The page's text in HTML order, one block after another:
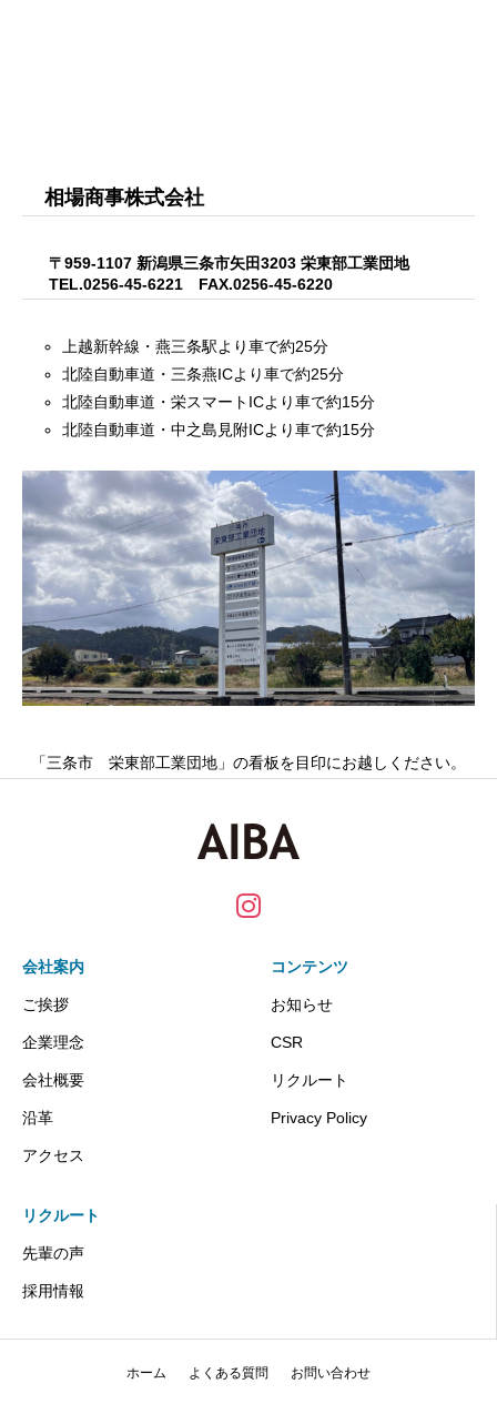
相場商事株式会社
〒959-1107 新潟県三条市矢田3203 栄東部工業団地
TEL.0256-45-6221 FAX.0256-45-6220
上越新幹線・燕三条駅より車で約25分
北陸自動車道・三条燕ICより車で約25分
北陸自動車道・栄スマートICより車で約15分
北陸自動車道・中之島見附ICより車で約15分
「三条市 栄東部工業団地」の看板を目印にお越しください。
会社案内
ご挨拶
企業理念
会社概要
沿革
アクセス
コンテンツ
お知らせ
CSR
リクルート
Privacy Policy
リクルート
先輩の声
採用情報
ホーム よくある質問 お問い合わせ